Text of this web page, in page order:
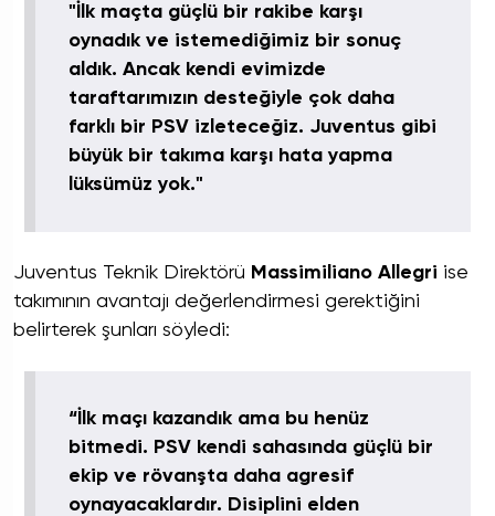
"İlk maçta güçlü bir rakibe karşı
oynadık ve istemediğimiz bir sonuç
aldık. Ancak kendi evimizde
taraftarımızın desteğiyle çok daha
farklı bir PSV izleteceğiz. Juventus gibi
büyük bir takıma karşı hata yapma
lüksümüz yok."
Juventus Teknik Direktörü Massimiliano Allegri ise
takımının avantajı değerlendirmesi gerektiğini
belirterek şunları söyledi:
“İlk maçı kazandık ama bu henüz
bitmedi. PSV kendi sahasında güçlü bir
ekip ve rövanşta daha agresif
oynayacaklardır. Disiplini elden